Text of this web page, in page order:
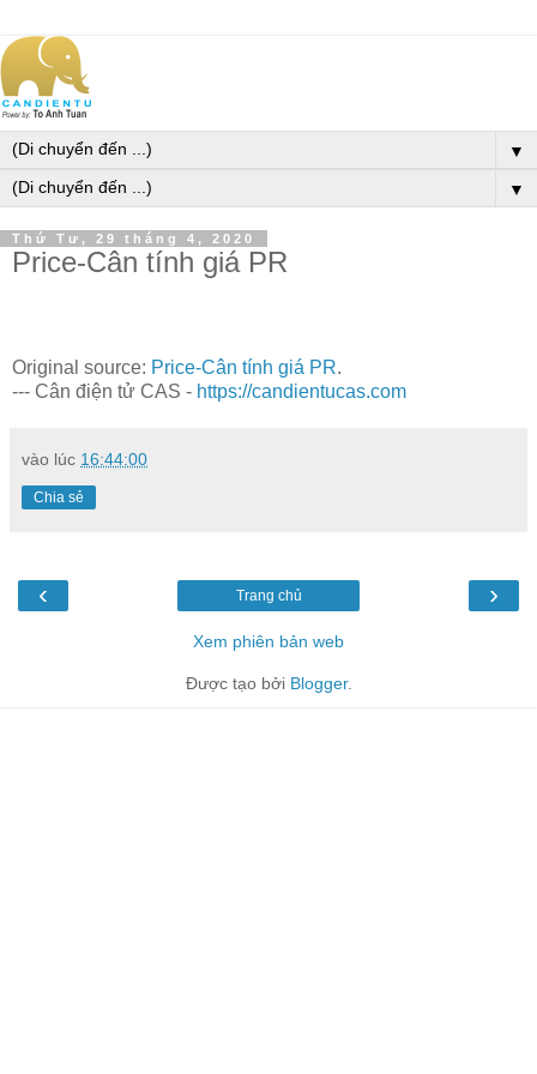
▼
▼
Thứ Tư, 29 tháng 4, 2020
Price-Cân tính giá PR
Original source: Price-Cân tính giá PR.
--- Cân điện tử CAS - https://candientucas.com
vào lúc 16:44:00
Chia sẻ
‹ ›
Trang chủ
Xem phiên bản web
Được tạo bởi Blogger.